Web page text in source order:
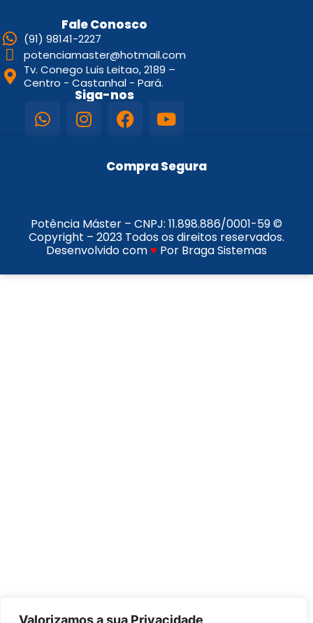
Valorizamos a sua Privacidade
Fale Conosco
(91) 98141-2227
potenciamaster@hotmail.com
Tv. Conego Luis Leitao, 2189 –
Centro - Castanhal - Pará.
Siga-nos
Compra Segura
Potência Máster – CNPJ: 11.898.886/0001-59©
Copyright – 2023 Todos os direitos reservados.
Desenvolvido com♥ Por Braga Sistemas